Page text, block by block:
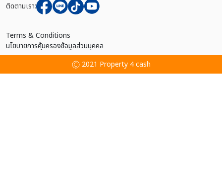
ติดตามเรา:
Terms & Conditions
นโยบายการคุ้มครองข้อมูลส่วนบุคคล
2021 Property 4 cash